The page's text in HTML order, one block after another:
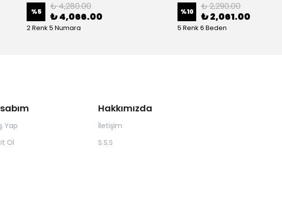
%5 ₺ 4,280.00
₺ 4,066.00
2 Renk 5 Numara
%10 ₺ 2,290.00
₺ 2,061.00
5 Renk 6 Beden
Yap
Ol
Hakkımızda
İletişim
S.S.S